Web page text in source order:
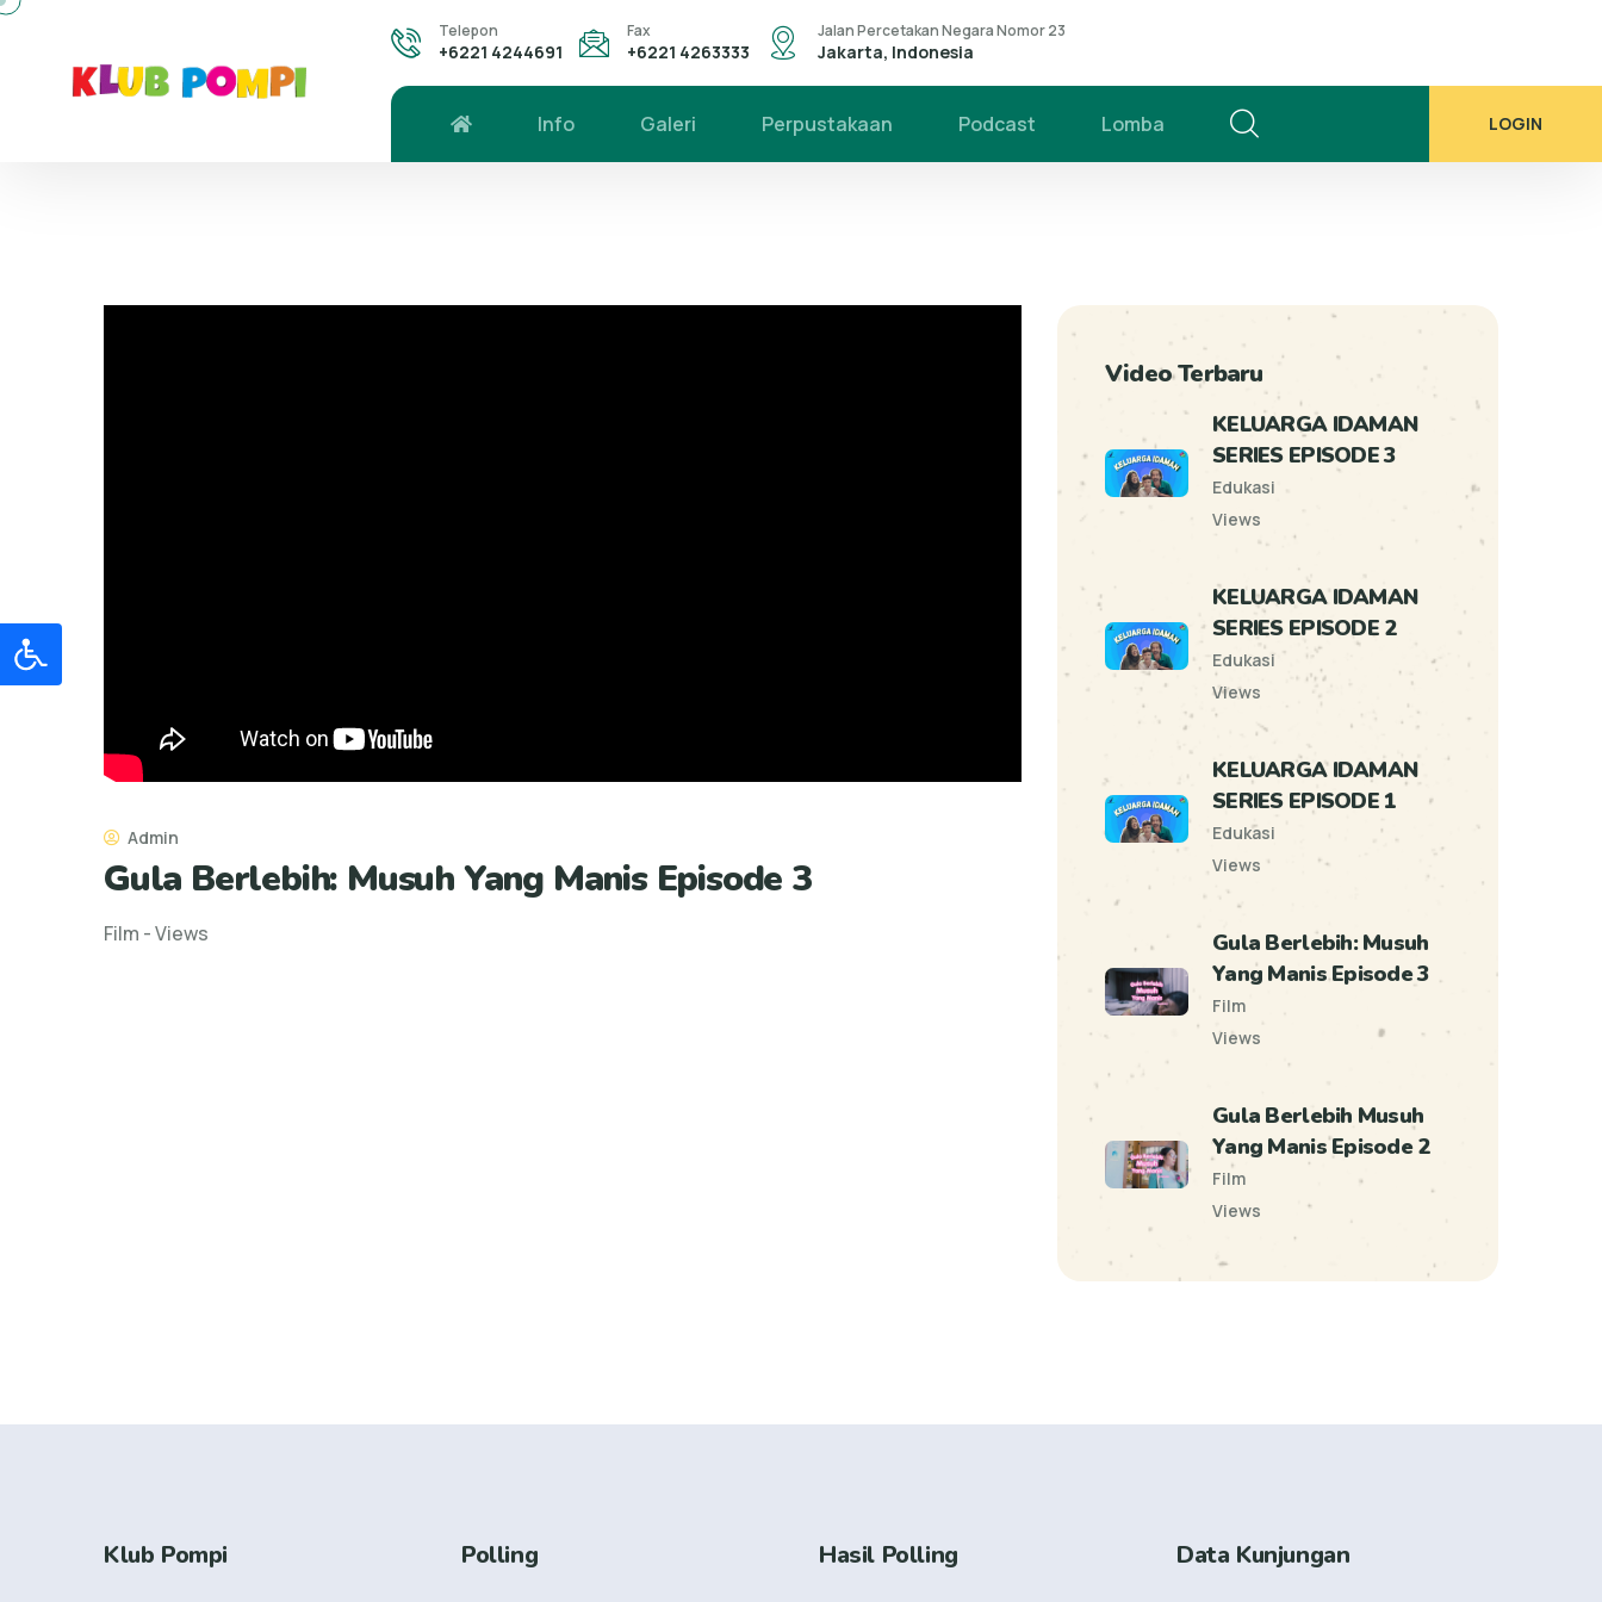
Telepon
+6221 4244691
Fax
+6221 4263333
Jalan Percetakan Negara Nomor 23
Jakarta, Indonesia
Info Galeri Perpustakaan Podcast Lomba LOGIN
Admin
Gula Berlebih: Musuh Yang Manis Episode 3
Film - Views
Video Terbaru
KELUARGA IDAMAN
SERIES EPISODE 3
Edukasi
Views
KELUARGA IDAMAN
SERIES EPISODE 2
Edukasi
Views
KELUARGA IDAMAN
SERIES EPISODE 1
Edukasi
Views
Gula Berlebih: Musuh
Yang Manis Episode 3
Film
Views
Gula Berlebih Musuh
Yang Manis Episode 2
Film
Views
Klub Pompi Polling Hasil Polling Data Kunjungan